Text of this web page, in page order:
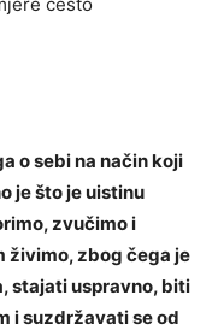
o sebi na način koji
je što je uistinu
zvučimo i
živimo, zbog čega je
stajati uspravno, biti
i suzdržavati se od